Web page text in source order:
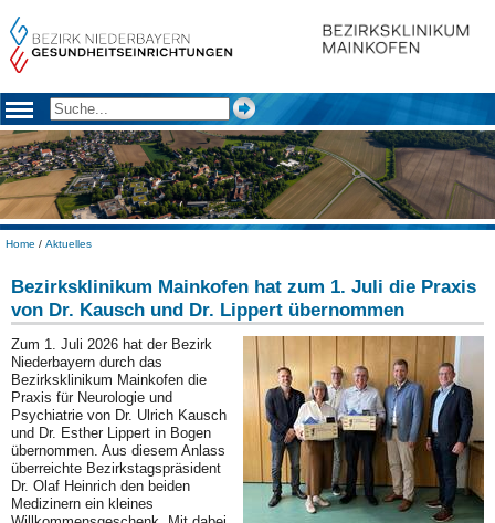
Home / Aktuelles
Bezirksklinikum Mainkofen hat zum 1. Juli die Praxis
von Dr. Kausch und Dr. Lippert übernommen
Zum 1. Juli 2026 hat der Bezirk
Niederbayern durch das
Bezirksklinikum Mainkofen die
Praxis für Neurologie und
Psychiatrie von Dr. Ulrich Kausch
und Dr. Esther Lippert in Bogen
übernommen. Aus diesem Anlass
überreichte Bezirkstagspräsident
Dr. Olaf Heinrich den beiden
Medizinern ein kleines